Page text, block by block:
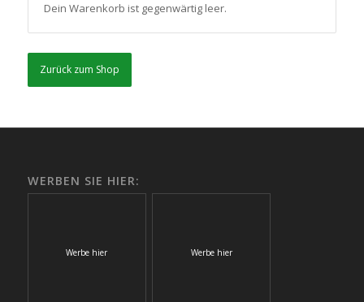
Dein Warenkorb ist gegenwärtig leer.
Zurück zum Shop
WERBEN SIE HIER:
Werbe hier Werbe hier